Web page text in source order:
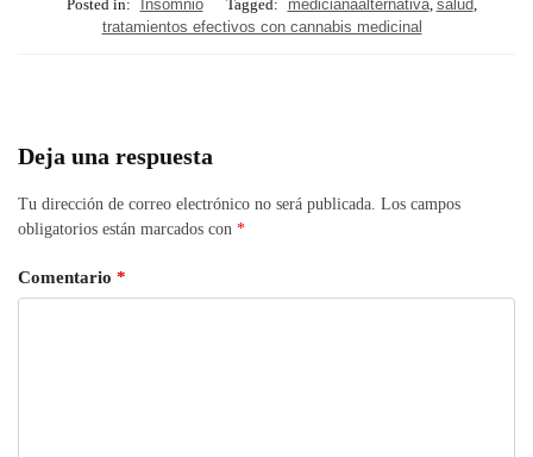
Posted in: Insomnio Tagged: medicianaalternativa, salud
tratamientos efectivos con cannabis medicinal
Deja una respuesta
Tu dirección de correo electrónico no será publicada. Los campos
obligatorios están marcados con *
Comentario *